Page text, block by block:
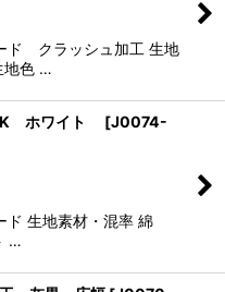
ド クラッシュ加工 生地
地色 …
ホワイト [J0074-
ド 生地素材・混率 綿
…